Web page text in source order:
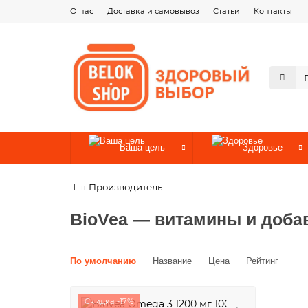
О нас Доставка и самовывоз Статьи Контакты
Ваша цель Здоровье
Производитель
BioVea — витамины и
По умолчанию Название Цена Рейтинг
Скидка -17%